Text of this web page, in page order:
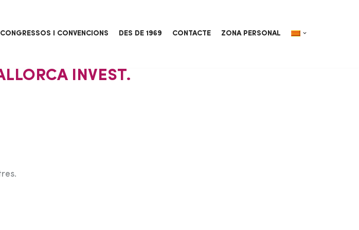
CONGRESSOS I CONVENCIONS DES DE 1969 CONTACTE ZONA PERSONAL
INVEST.